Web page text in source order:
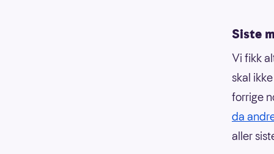
Siste
Vi fikk
skal
forrige
da
aller